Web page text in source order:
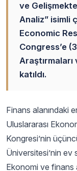
ve
Analiz” isimli
Economic
Congress’e
katıldı.
Finans alanındaki
Uluslararası
Kongresi’nin
Üniversitesi’nin ev
Ekonomi ve finans